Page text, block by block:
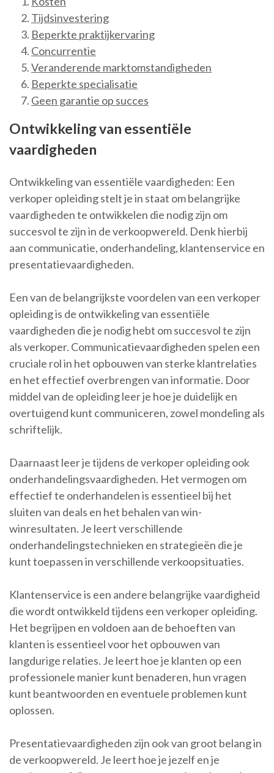
Tijdsinvestering
Beperkte praktijkervaring
Concurrentie
Veranderende marktomstandigheden
Beperkte specialisatie
Geen garantie op succes
Ontwikkeling van essentiële
vaardigheden
Ontwikkeling van essentiële vaardigheden: Een
verkoper opleiding stelt je in staat om belangrijke
vaardigheden te ontwikkelen die nodig zijn om
succesvol te zijn in de verkoopwereld. Denk hierbij
aan communicatie, onderhandeling, klantenservice en
presentatievaardigheden.
Een van de belangrijkste voordelen van een verkoper
opleiding is de ontwikkeling van essentiële
vaardigheden die je nodig hebt om succesvol te zijn
als verkoper. Communicatievaardigheden spelen een
cruciale rol in het opbouwen van sterke klantrelaties
en het effectief overbrengen van informatie. Door
middel van de opleiding leer je hoe je duidelijk en
overtuigend kunt communiceren, zowel mondeling als
schriftelijk.
Daarnaast leer je tijdens de verkoper opleiding ook
onderhandelingsvaardigheden. Het vermogen om
effectief te onderhandelen is essentieel bij het
sluiten van deals en het behalen van win-
winresultaten. Je leert verschillende
onderhandelingstechnieken en strategieën die je
kunt toepassen in verschillende verkoopsituaties.
Klantenservice is een andere belangrijke vaardigheid
die wordt ontwikkeld tijdens een verkoper opleiding.
Het begrijpen en voldoen aan de behoeften van
klanten is essentieel voor het opbouwen van
langdurige relaties. Je leert hoe je klanten op een
professionele manier kunt benaderen, hun vragen
kunt beantwoorden en eventuele problemen kunt
oplossen.
Presentatievaardigheden zijn ook van groot belang in
de verkoopwereld. Je leert hoe je jezelf en je